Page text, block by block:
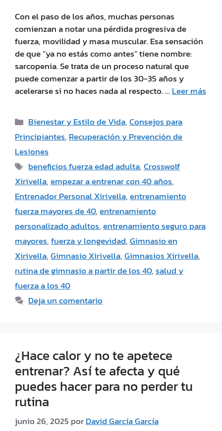
Con el paso de los años, muchas personas
comienzan a notar una pérdida progresiva de
fuerza, movilidad y masa muscular. Esa sensación
de que “ya no estás como antes” tiene nombre:
sarcopenia. Se trata de un proceso natural que
puede comenzar a partir de los 30-35 años y
acelerarse si no haces nada al respecto. …Leer más
Bienestar y Estilo de Vida,Consejos para
Principiantes,Recuperación y Prevención de
Lesiones
beneficios fuerza edad adulta,Crosswolf
Xirivella,empezar a entrenar con 40 años,
Entrenador Personal Xirivella,entrenamiento
fuerza mayores de 40,entrenamiento
personalizado adultos,entrenamiento seguro para
mayores,fuerza y longevidad,Gimnasio en
Xirivella,Gimnasio Xirivella,Gimnasios Xirivella,
rutina de gimnasio a partir de los 40,salud y
fuerza a los 40
Deja un comentario
¿Hace calor y no te apetece
entrenar? Así te afecta y qué
puedes hacer para no perder tu
rutina
junio 26, 2025 porDavid García García